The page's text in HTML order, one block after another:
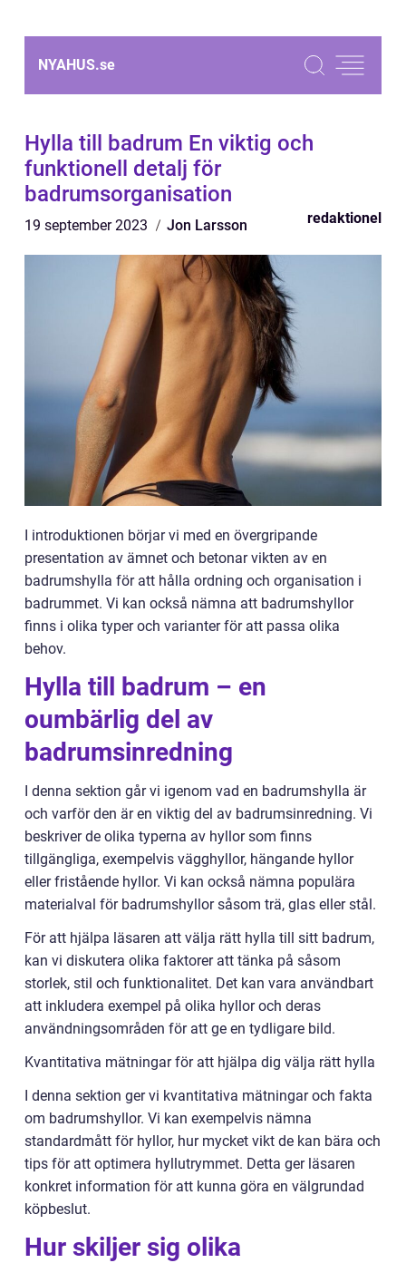
NYAHUS.se
Hylla till badrum En viktig och
funktionell detalj för
badrumsorganisation
19 september 2023 Jon Larsson redaktionel
I introduktionen börjar vi med en övergripande
presentation av ämnet och betonar vikten av en
badrumshylla för att hålla ordning och organisation i
badrummet. Vi kan också nämna att badrumshyllor
finns i olika typer och varianter för att passa olika
behov.
Hylla till badrum – en
oumbärlig del av
badrumsinredning
I denna sektion går vi igenom vad en badrumshylla är
och varför den är en viktig del av badrumsinredning. Vi
beskriver de olika typerna av hyllor som finns
tillgängliga, exempelvis vägghyllor, hängande hyllor
eller fristående hyllor. Vi kan också nämna populära
materialval för badrumshyllor såsom trä, glas eller stål.
För att hjälpa läsaren att välja rätt hylla till sitt badrum,
kan vi diskutera olika faktorer att tänka på såsom
storlek, stil och funktionalitet. Det kan vara användbart
att inkludera exempel på olika hyllor och deras
användningsområden för att ge en tydligare bild.
Kvantitativa mätningar för att hjälpa dig välja rätt hylla
I denna sektion ger vi kvantitativa mätningar och fakta
om badrumshyllor. Vi kan exempelvis nämna
standardmått för hyllor, hur mycket vikt de kan bära och
tips för att optimera hyllutrymmet. Detta ger läsaren
konkret information för att kunna göra en välgrundad
köpbeslut.
Hur skiljer sig olika